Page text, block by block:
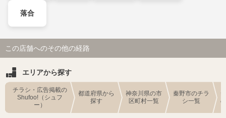
落合
この店舗へのその他の経路
エリアから探す
チラシ・広告掲載の
Shufoo!（シュフ
ー）
都道府県から
探す
神奈川県の市
区町村一覧
秦野市のチラ
シ一覧